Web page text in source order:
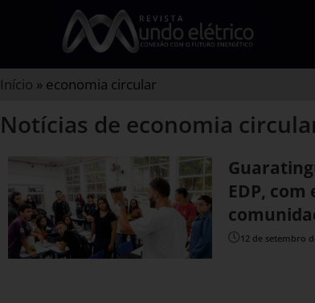
Início » economia circular
Notícias de economia
EDP,
12 de setembro